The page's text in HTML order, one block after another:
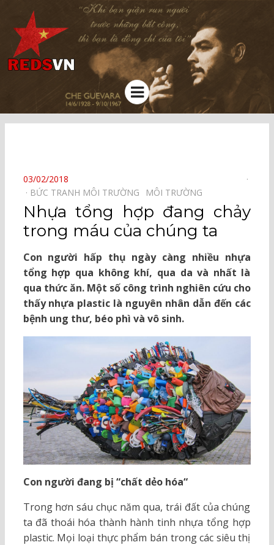
Kênh chia sẻ tri thức cộng đồng
Menu
POSTED
ON
03/02/2018
BỨC TRANH MÔI TRƯỜNG⠀
MÔI TRƯỜNG⠀
Nhựa tổng hợp đang chảy
trong máu của chúng ta
Con người hấp thụ ngày càng nhiều nhựa
tổng hợp qua không khí, qua da và nhất là
qua thức ăn. Một số công trình nghiên cứu cho
thấy nhựa plastic là nguyên nhân dẫn đến các
bệnh ung thư, béo phì và vô sinh.
Con người đang bị “chất dẻo hóa“
Trong hơn sáu chục năm qua, trái đất của chúng
ta đã thoái hóa thành hành tinh nhựa tổng hợp
plastic. Mọi loại thực phẩm bán trong các siêu thị